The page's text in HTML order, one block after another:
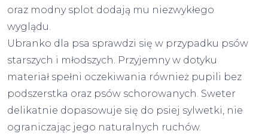
oraz modny splot dodają mu niezwykłego
wyglądu.
Ubranko dla psa sprawdzi się w przypadku psów
starszych i młodszych. Przyjemny w dotyku
materiał spełni oczekiwania również pupili bez
podszerstka oraz psów schorowanych. Sweter
delikatnie dopasowuje się do psiej sylwetki, nie
ograniczając jego naturalnych ruchów.